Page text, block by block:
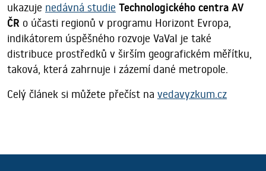
ukazuje nedávná studie Technologického centra AV
ČR o účasti regionů v programu Horizont Evropa,
indikátorem úspěšného rozvoje VaVaI je také
distribuce prostředků v širším geografickém měřítku,
taková, která zahrnuje i zázemí dané metropole.
Celý článek si můžete přečíst na vedavyzkum.cz